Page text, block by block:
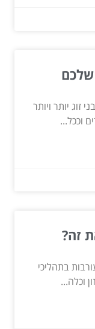
שלכם
זוג יותר ויותר
וככל...
זה?
בתהליכי
וכלה...